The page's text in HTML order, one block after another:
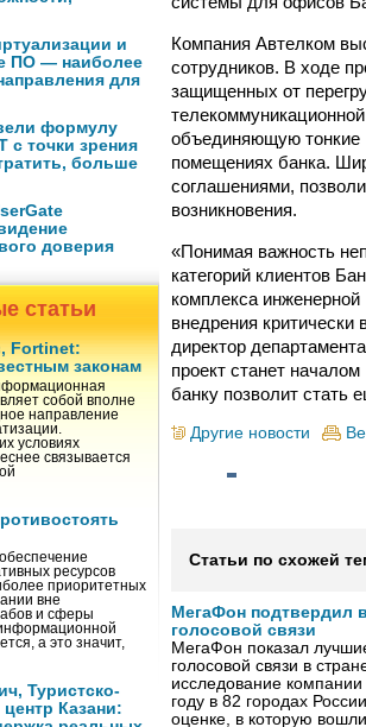
и
ПО — наиболее
для
формулу
с точки зрения
больше
доверия
статьи
Fortinet:
законам
собой вполне
направление
условиях
связывается
ресурсов
приоритетных
вне
и сферы
а это значит,
Туристско-
Казани:
Компания Автелком
сотрудников. В ходе
защищенных от
объединяющую тонкие
помещениях банка.
соглашениями,
возникновения.
«Понимая важность
категорий клиентов
комплекса
внедрения
директор
проект станет
банку позволит стать
Другие новости
Статьи по схожей
МегаФон подтвердил
голосовой связи
МегаФон показал
голосовой связи в
исследование
году в 82 городах
оценке, в которую